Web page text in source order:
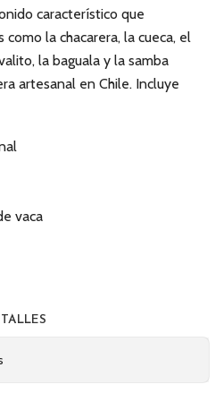
característico que
la chacarera, la cueca, el
la baguala y la samba
artesanal en Chile. Incluye
vaca